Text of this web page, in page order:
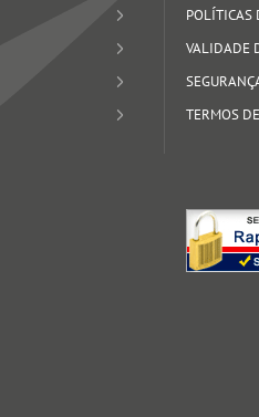
POLÍTICAS
VALIDADE
TERMOS